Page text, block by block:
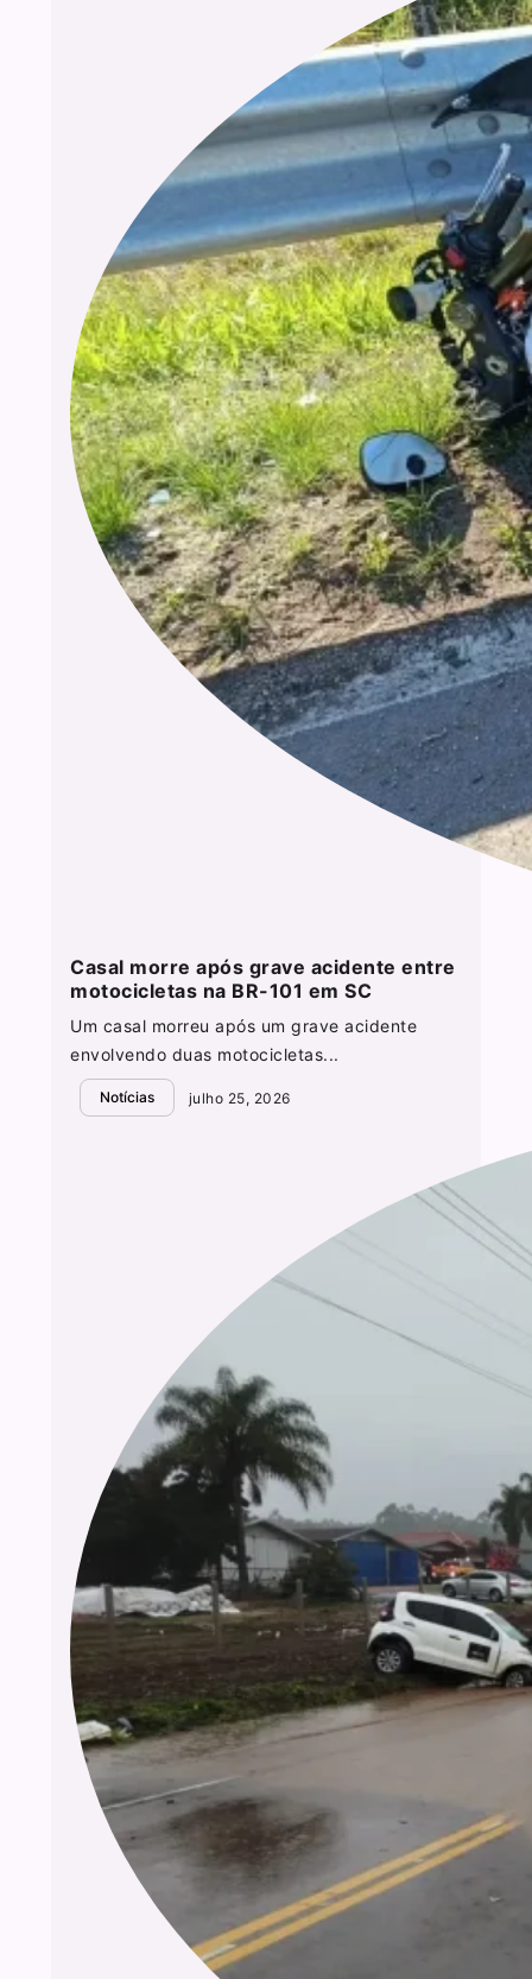
Casal morre após grave acidente entre
motocicletas na BR-101 em SC
Um casal morreu após um grave acidente
envolvendo duas motocicletas...
Notícias julho 25, 2026